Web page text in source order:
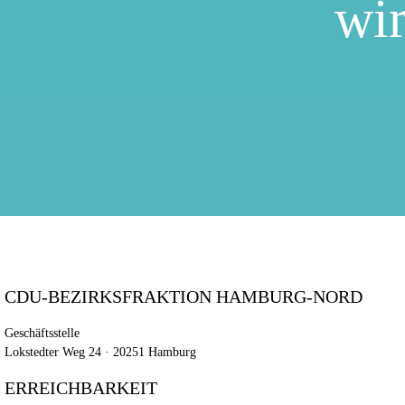
CDU-BEZIRKSFRAKTION HAMBURG-NORD
Geschäftsstelle
Lokstedter Weg 24 · 20251 Hamburg
ERREICHBARKEIT